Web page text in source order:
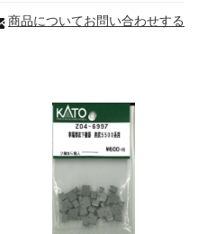
商品についてお問い合わせする